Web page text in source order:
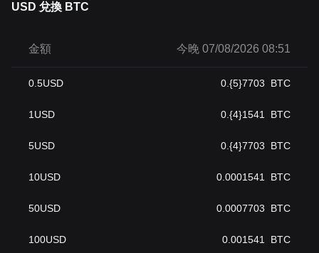
USD 兌換 BTC
金額 今晚 07/08/2026 08:51
0.5USD 0.{5}7703 BTC
1 USD 0.{4}1541 BTC
5USD 0.{4}7703 BTC
10USD 0.0001541 BTC
50USD 0.0007703 BTC
100USD 0.001541 BTC